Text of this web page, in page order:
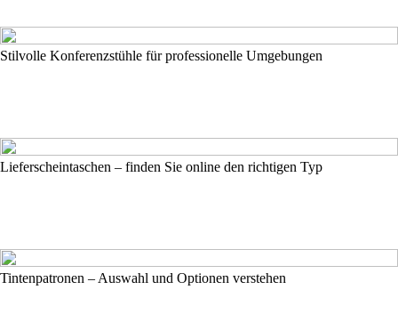
Stilvolle Konferenzstühle für professionelle Umgebungen
Lieferscheintaschen – finden Sie online den richtigen Typ
Tintenpatronen – Auswahl und Optionen verstehen